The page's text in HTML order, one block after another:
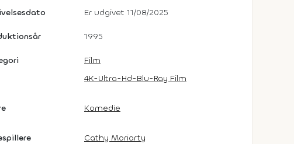
Er udgivet 11/08/2025
1995
Film
4K-Ultra-Hd-Blu-Ray Film
Komedie
Cathy Moriarty